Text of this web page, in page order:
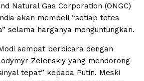
Natural Gas Corporation (ONGC)
akan membeli “setiap tetes
selama harganya menguntungkan.
sempat berbicara dengan
Zelenskiy yang mendorong
tepat” kepada Putin. Meski